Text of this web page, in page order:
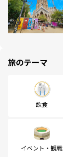
旅のテーマ
飲食
イベント・観戦